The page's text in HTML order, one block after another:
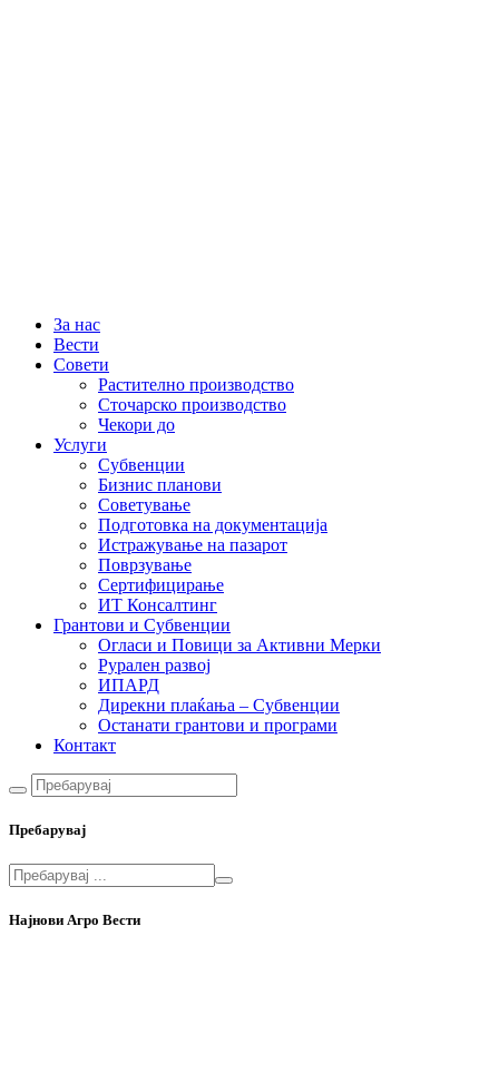
За нас
Вести
Совети
Растително производство
Сточарско производство
Чекори до
Услуги
Субвенции
Бизнис планови
Советување
Подготовка на документација
Истражување на пазарот
Поврзување
Сертифицирање
ИТ Консалтинг
Грантови и Субвенции
Огласи и Повици за Активни Мерки
Рурален развој
ИПАРД
Дирекни плаќања – Субвенции
Останати грантови и програми
Контакт
Пребарувај
Најнови Агро Вести